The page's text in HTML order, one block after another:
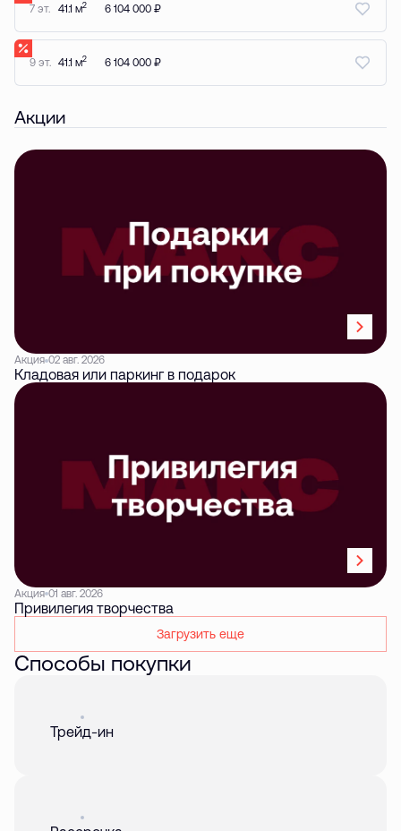
7 эт. 41.1 м2 6 104 000 ₽
9 эт. 41.1 м2 6 104 000 ₽
Акции
Акция 02 авг. 2026
Кладовая или паркинг в подарок
Акция 01 авг. 2026
Привилегия творчества
Загрузить еще
Способы покупки
Трейд-ин